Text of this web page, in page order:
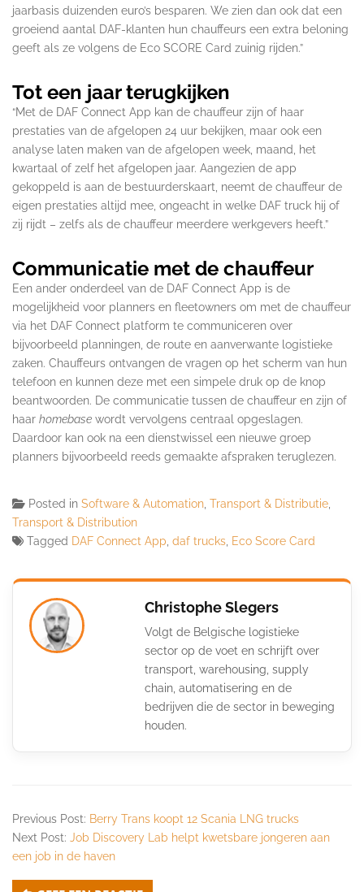
jaarbasis duizenden euro’s besparen. We zien dan ook dat een
groeiend aantal DAF-klanten hun chauffeurs een extra beloning
geeft als ze volgens de Eco SCORE Card zuinig rijden.”
Tot een jaar terugkijken
“Met de DAF Connect App kan de chauffeur zijn of haar
prestaties van de afgelopen 24 uur bekijken, maar ook een
analyse laten maken van de afgelopen week, maand, het
kwartaal of zelf het afgelopen jaar. Aangezien de app
gekoppeld is aan de bestuurderskaart, neemt de chauffeur de
eigen prestaties altijd mee, ongeacht in welke DAF truck hij of
zij rijdt – zelfs als de chauffeur meerdere werkgevers heeft.”
Communicatie met de chauffeur
Een ander onderdeel van de DAF Connect App is de
mogelijkheid voor planners en fleetowners om met de chauffeur
via het DAF Connect platform te communiceren over
bijvoorbeeld planningen, de route en aanverwante logistieke
zaken. Chauffeurs ontvangen de vragen op het scherm van hun
telefoon en kunnen deze met een simpele druk op de knop
beantwoorden. De communicatie tussen de chauffeur en zijn of
haar homebase wordt vervolgens centraal opgeslagen.
Daardoor kan ook na een dienstwissel een nieuwe groep
planners bijvoorbeeld reeds gemaakte afspraken teruglezen.
Posted in Software & Automation, Transport & Distributie,
Transport & Distribution
Tagged DAF Connect App, daf trucks, Eco Score Card
Christophe Slegers
Volgt de Belgische logistieke
sector op de voet en schrijft over
transport, warehousing, supply
chain, automatisering en de
bedrijven die de sector in beweging
houden.
Previous Post: Berry Trans koopt 12 Scania LNG trucks
Next Post: Job Discovery Lab helpt kwetsbare jongeren aan
een job in de haven